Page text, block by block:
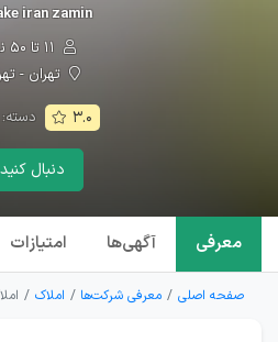
iran zamin
تهران -
۳.۰
دنبال کنید
معرفی آگهی‌ها امتیازات
صفحه اصلی معرفی شرکت‌ها املاک